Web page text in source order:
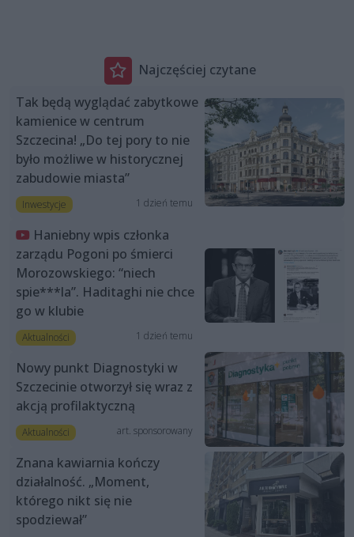
Najczęściej czytane
Tak będą wyglądać zabytkowe
kamienice w centrum
Szczecina! „Do tej pory to nie
było możliwe w historycznej
zabudowie miasta”
Inwestycje 1 dzień temu
Haniebny wpis członka
zarządu Pogoni po śmierci
Morozowskiego: “niech
spie***la”. Haditaghi nie chce
go w klubie
Aktualności 1 dzień temu
Nowy punkt Diagnostyki w
Szczecinie otworzył się wraz z
akcją profilaktyczną
Aktualności art. sponsorowany
Znana kawiarnia kończy
działalność. „Moment,
którego nikt się nie
spodziewał”